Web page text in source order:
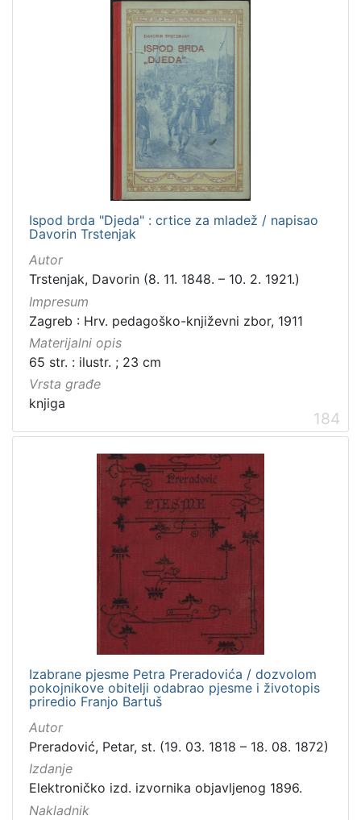
Ispod brda "Djeda" : crtice za mladež / napisao
Davorin Trstenjak
Autor
Trstenjak, Davorin (8. 11. 1848. – 10. 2. 1921.)
Impresum
Zagreb : Hrv. pedagoško-književni zbor, 1911
Materijalni opis
65 str. : ilustr. ; 23 cm
Vrsta građe
knjiga
184
Izabrane pjesme Petra Preradovića / dozvolom
pokojnikove obitelji odabrao pjesme i životopis
priredio Franjo Bartuš
Autor
Preradović, Petar, st. (19. 03. 1818 – 18. 08. 1872)
Izdanje
Elektroničko izd. izvornika objavljenog 1896.
Nakladnik